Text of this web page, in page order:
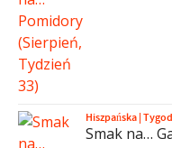
Hiszpańska|
Smak na…